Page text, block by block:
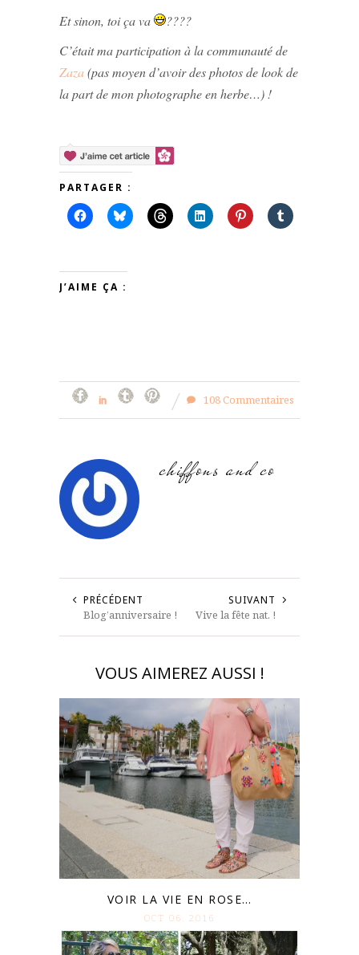
Et sinon, toi ça va
????
C’était ma participation à la communauté de
Zaza(pas moyen d’avoir des photos de look de
la part de mon photographe en herbe…) !
PARTAGER :
J’AIME ÇA :
108 Commentaires
chiffons and co
PRÉCÉDENT
Blog’anniversaire !
SUIVANT
Vive la fête nat. !
VOUS AIMEREZ AUSSI !
VOIR LA VIE EN ROSE…
OCT 06. 2016